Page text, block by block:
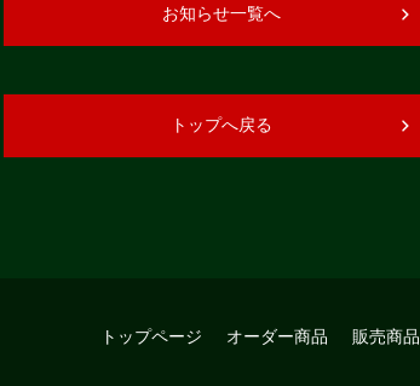
お知らせ一覧へ
トップへ戻る
トップページ オーダー商品 販売商品